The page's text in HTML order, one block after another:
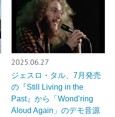
2025.06.27
ジェスロ・タル、7月発売
の『Still Living in the
Past』から「Wond’ring
Aloud Again」のデモ音源